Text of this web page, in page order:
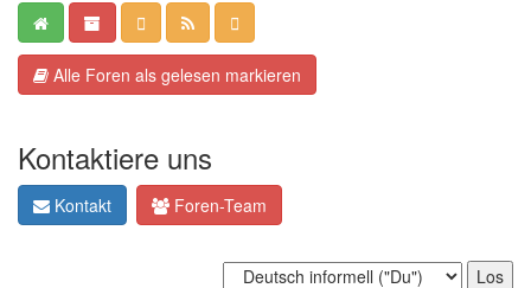
Alle Foren als gelesen markieren
Kontaktiere uns
Kontakt Foren-Team